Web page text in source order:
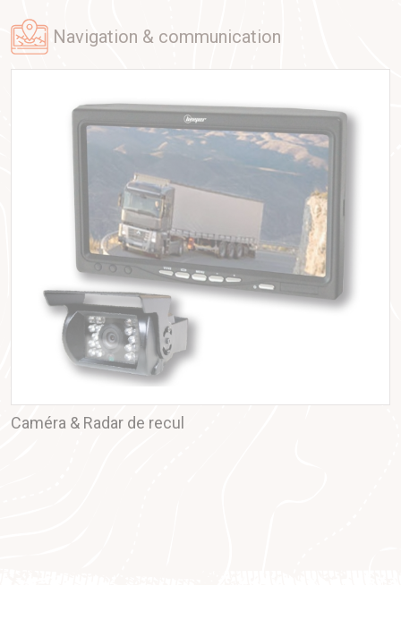
navigation & communication
Caméra & Radar de recul